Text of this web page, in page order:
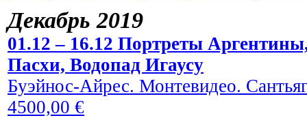
Декабрь 2019
01.12 – 16.12 Портреты
Пасхи, Водопад Игаусу
Буэйнос-Айрес. Монтевидео.
4500,00 €